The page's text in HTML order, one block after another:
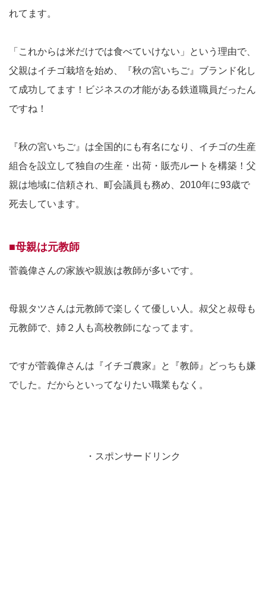
れてます。
「これからは米だけでは食べていけない」という理由で、
父親はイチゴ栽培を始め、『秋の宮いちご』ブランド化し
て成功してます！ビジネスの才能がある鉄道職員だったん
ですね！
『秋の宮いちご』は全国的にも有名になり、イチゴの生産
組合を設立して独自の生産・出荷・販売ルートを構築！父
親は地域に信頼され、町会議員も務め、2010年に93歳で
死去しています。
■母親は元教師
菅義偉さんの家族や親族は教師が多いです。
母親タツさんは元教師で楽しくて優しい人。叔父と叔母も
元教師で、姉２人も高校教師になってます。
ですが菅義偉さんは『イチゴ農家』と『教師』どっちも嫌
でした。だからといってなりたい職業もなく。
・スポンサードリンク